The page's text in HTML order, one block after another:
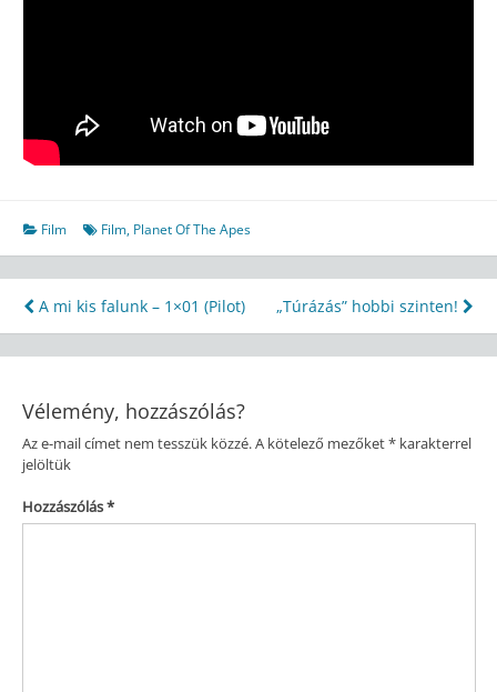
Film Film, Planet Of The Apes
Bejegyzés
navigáció
A mi kis falunk – 1×01 (Pilot) „Túrázás” hobbi szinten!
Vélemény, hozzászólás?
Az e-mail címet nem tesszük közzé.A kötelező mezőket*karakterrel
jelöltük
Hozzászólás*